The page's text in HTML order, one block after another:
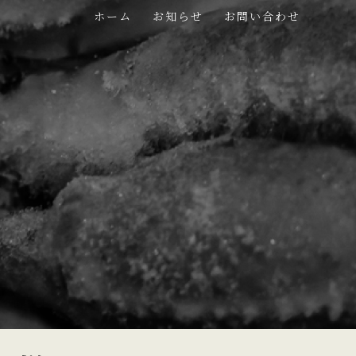
ホーム お知らせ お問い合わせ